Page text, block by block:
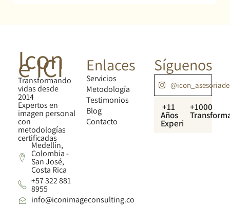
Icon
e ICI
Transformando
vidas desde
2014
Expertos en
imagen personal
con
metodologías
certificadas
Medellín,
Colombia -
San José,
Costa Rica
+57 322 881
8955
info@iconimageconsulting.co
Enlaces
Servicios
Metodología
Testimonios
Blog
Contacto
Síguenos
+11
Años
Experiencia
+1000